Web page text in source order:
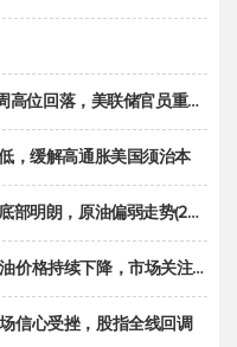
联储官员重申鹰派立场推动美元回升
，缓解高通胀美国须治本
原油偏弱走势(20221128收评)
，市场关注OPEC+新一轮产能政策
信心受挫，股指全线回调